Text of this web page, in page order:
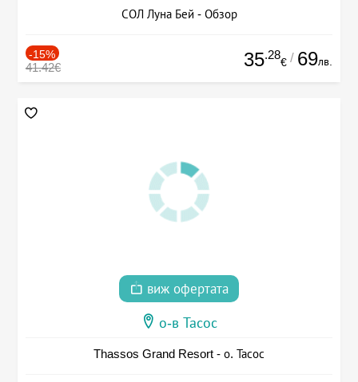
СОЛ Луна Бей - Обзор
-15%
41.42€ 35.28
€ / 69лв.
виж офертата
о-в Тасос
Thassos Grand Resort - о. Тасос